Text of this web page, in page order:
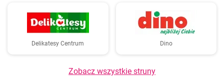
Delikatesy Centrum Dino
Zobacz wszystkie struny